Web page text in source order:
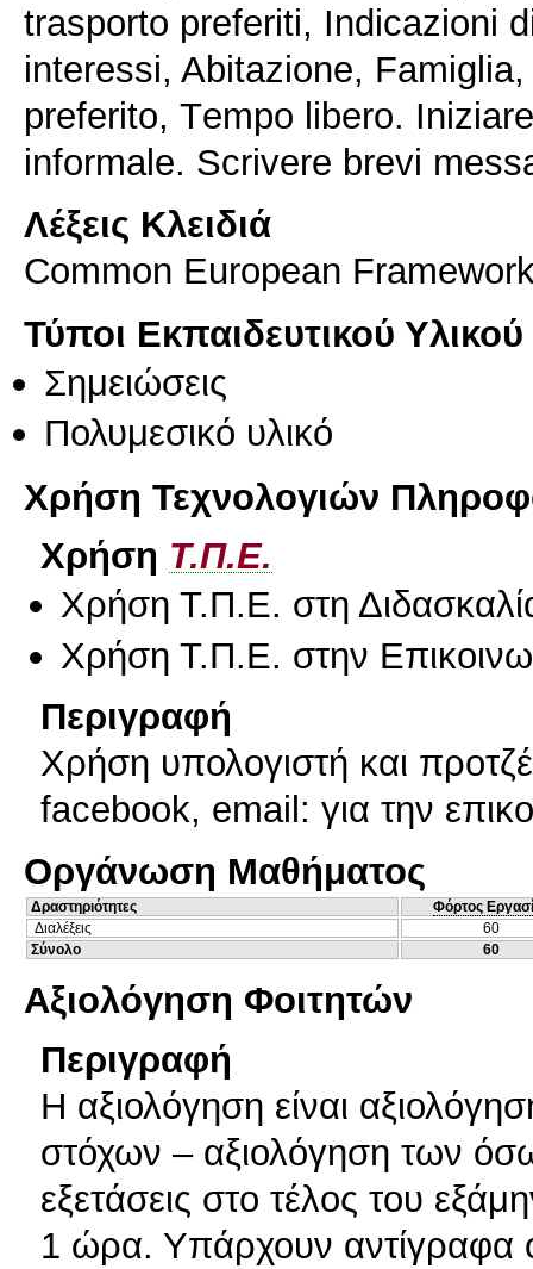
trasporto preferiti, Indicazioni
interessi, Abitazione,
preferito, Τempo libero.
Λέξεις Κλειδιά
Common European
Τύποι Εκπαιδευτικού Υλικού
Σημειώσεις
Πολυμεσικό υλικό
Χρήση Τεχνολογιών
Χρήση Τ.Π.Ε.
Χρήση Τ.Π.Ε. στη
Χρήση Τ.Π.Ε. στην
Περιγραφή
Χρήση υπολογιστή και
facebook, email: για την
Οργάνωση Μαθήματος
Δραστηριότητες
Φόρτος
Διαλέξεις
60
Σύνολο
60
Αξιολόγηση Φοιτητών
Περιγραφή
Η αξιολόγηση είναι
στόχων – αξιολόγηση των
εξετάσεις στο τέλος του
1 ώρα. Υπάρχουν αντίγραφα